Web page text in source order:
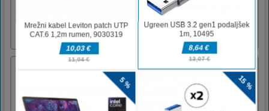
težko obvladati! Izpolnite vsako stopnjo, se
preizkusite in se zabavajte s to klasično igro z
žogo!Dotaknite se in povlecite, da spustite
streljanje
Ameriški nogometni udarci
Krognite žogo proti rumenim vratom vrat in
poskusite zadeti zeleno površino v tej zabavni
igri ameriškega nogometa!